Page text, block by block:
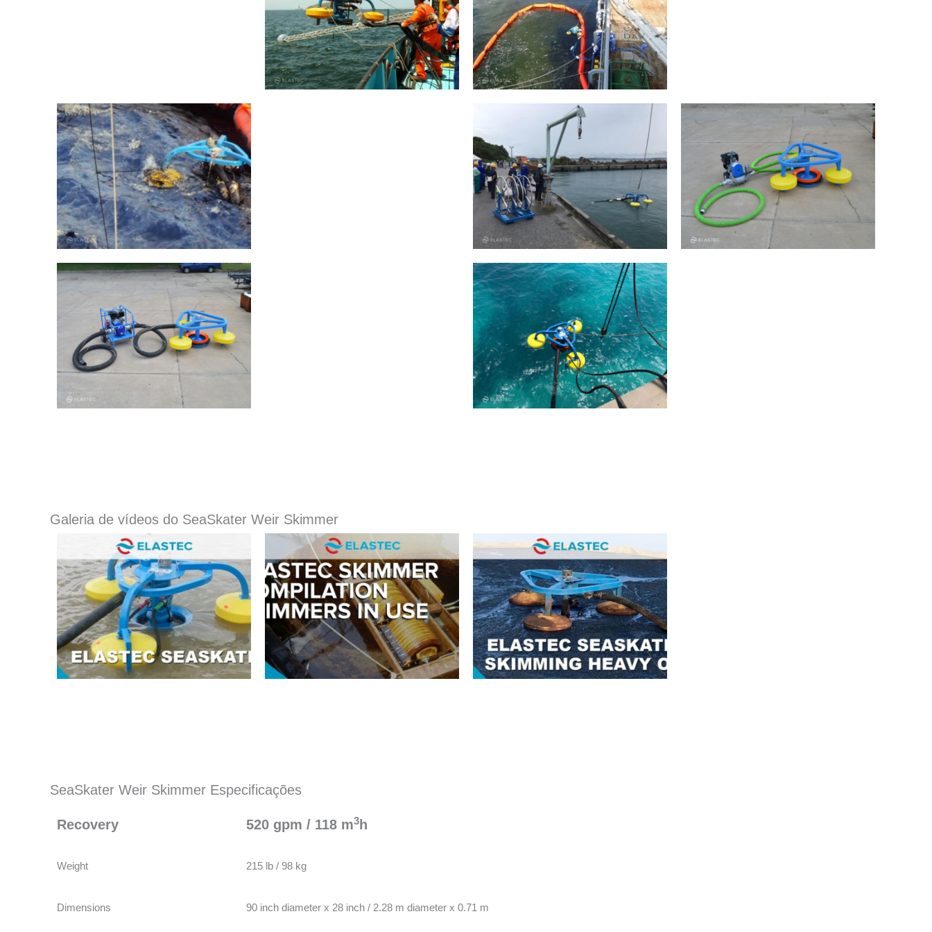
Galeria de vídeos do SeaSkater Weir Skimmer
SeaSkater Weir Skimmer Especificações
Recovery 520 gpm / 118 m3 h
Weight 215 lb / 98 kg
Dimensions 90 inch diameter x 28 inch / 2.28 m diameter x 0.71 m